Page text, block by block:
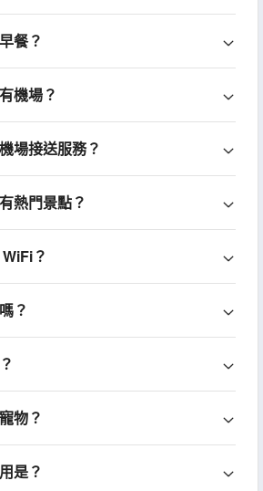
餐？
機場？
場接送服務？
熱門景點？
？
？
物？
是？